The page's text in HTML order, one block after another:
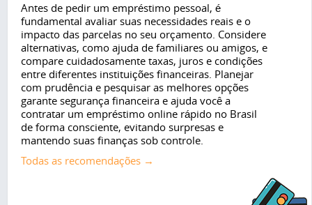
Antes de pedir um empréstimo pessoal, é
fundamental avaliar suas necessidades reais e o
impacto das parcelas no seu orçamento. Considere
alternativas, como ajuda de familiares ou amigos, e
compare cuidadosamente taxas, juros e condições
entre diferentes instituições financeiras. Planejar
com prudência e pesquisar as melhores opções
garante segurança financeira e ajuda você a
contratar um empréstimo online rápido no Brasil
de forma consciente, evitando surpresas e
mantendo suas finanças sob controle.
Todas as recomendações →